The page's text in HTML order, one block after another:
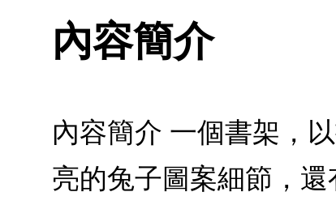
內容簡介
內容簡介 一個書架，
亮的兔子圖案細節，